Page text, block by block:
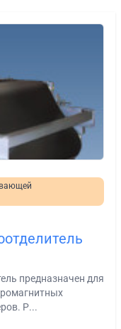
предназначен для
Р...